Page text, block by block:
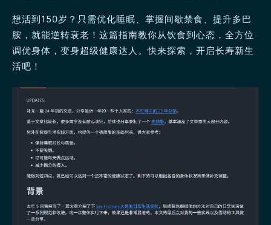
想活到150岁？只需优化睡眠、掌握间歇禁食、提升多巴
胺，就能逆转衰老！这篇指南教你从饮食到心态，全方位
调优身体，变身超级健康达人。快来探索，开启长寿新生
活吧！